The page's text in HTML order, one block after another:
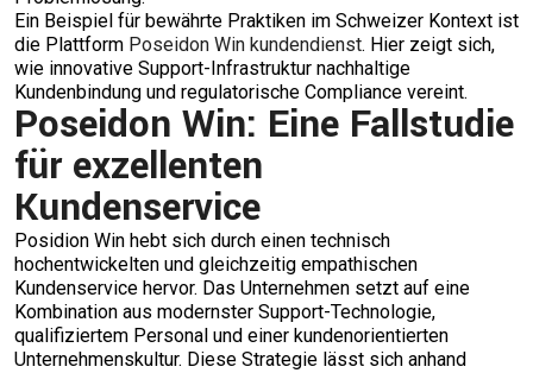
Ein Beispiel für bewährte Praktiken im Schweizer Kontext ist
die Plattform Poseidon Win kundendienst. Hier zeigt sich,
wie innovative Support-Infrastruktur nachhaltige
Kundenbindung und regulatorische Compliance vereint.
Poseidon Win: Eine Fallstudie
für exzellenten
Kundenservice
Posidion Win hebt sich durch einen technisch
hochentwickelten und gleichzeitig empathischen
Kundenservice hervor. Das Unternehmen setzt auf eine
Kombination aus modernster Support-Technologie,
qualifiziertem Personal und einer kundenorientierten
Unternehmenskultur. Diese Strategie lässt sich anhand